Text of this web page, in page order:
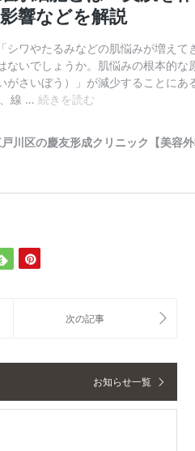
お知らせ一覧